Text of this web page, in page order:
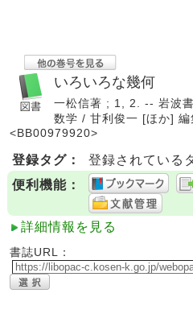
いろいろな幾何
一松信著 ; 1, 2. -- 岩波
数学 / 甘利俊一 [ほか]
<BB00979920>
登録タグ：
登録されている
便利機能：
詳細情報を見る
書誌URL：